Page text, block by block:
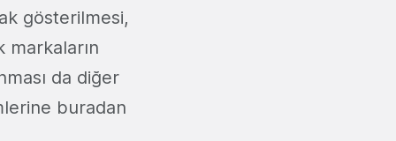
gösterilmesi,
markaların
da diğer
buradan